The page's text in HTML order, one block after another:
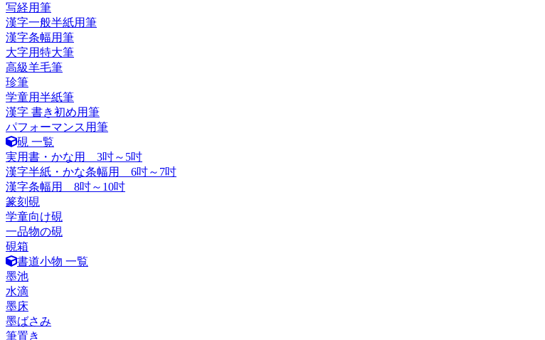
写経用筆
漢字一般半紙用筆
漢字条幅用筆
大字用特大筆
高級羊毛筆
珍筆
学童用半紙筆
漢字 書き初め用筆
パフォーマンス用筆
硯 一覧
実用書・かな用 3吋～5吋
漢字半紙・かな条幅用 6吋～7吋
漢字条幅用 8吋～10吋
篆刻硯
学童向け硯
一品物の硯
硯箱
書道小物 一覧
墨池
水滴
墨床
墨ばさみ
筆置き